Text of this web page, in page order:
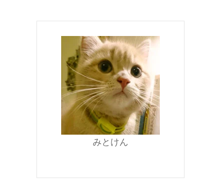
みとけん